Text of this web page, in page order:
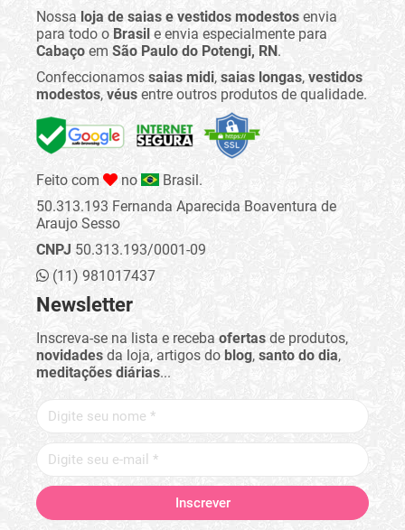
Nossa loja de saias e vestidos modestos envia
para todo o Brasil e envia especialmente para
Cabaço em São Paulo do Potengi, RN.
Confeccionamos saias midi, saias longas, vestidos
modestos, véus entre outros produtos de qualidade.
Feito com no
Brasil.
50.313.193 Fernanda Aparecida Boaventura de
Araujo Sesso
CNPJ 50.313.193/0001-09
(11) 981017437
Newsletter
Inscreva-se na lista e receba ofertas de produtos,
novidades da loja, artigos do blog, santo do dia,
meditações diárias...